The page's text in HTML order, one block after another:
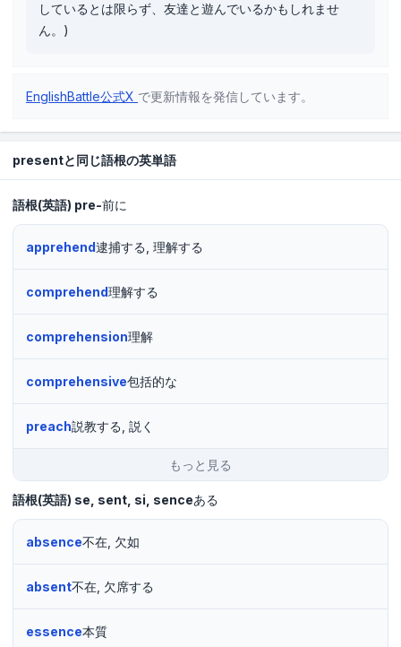
しているとは限らず、友達と遊んでいるかもしれませ
ん。)
EnglishBattle公式X で更新情報を発信しています。
presentと同じ語根の英単語
語根(英語) pre-前に
apprehend逮捕する, 理解する
comprehend理解する
comprehension理解
comprehensive包括的な
preach説教する, 説く
もっと見る
語根(英語) se, sent, si, senceある
absence不在, 欠如
absent不在, 欠席する
essence本質